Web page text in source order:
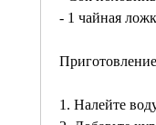
- 1 чайная
1. Налейте